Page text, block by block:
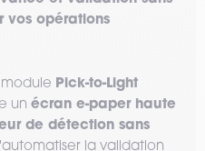
vos opérations
Pick-to-Light
un écran e-paper haute
de détection sans
la validation